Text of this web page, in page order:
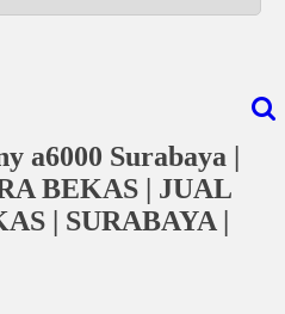
a6000 Surabaya |
BEKAS | JUAL
| SURABAYA |